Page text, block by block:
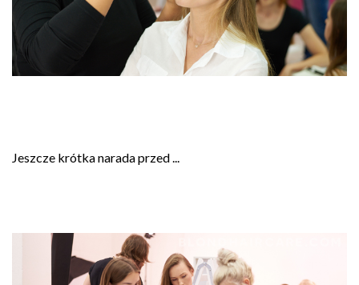
Jeszcze krótka narada przed ...